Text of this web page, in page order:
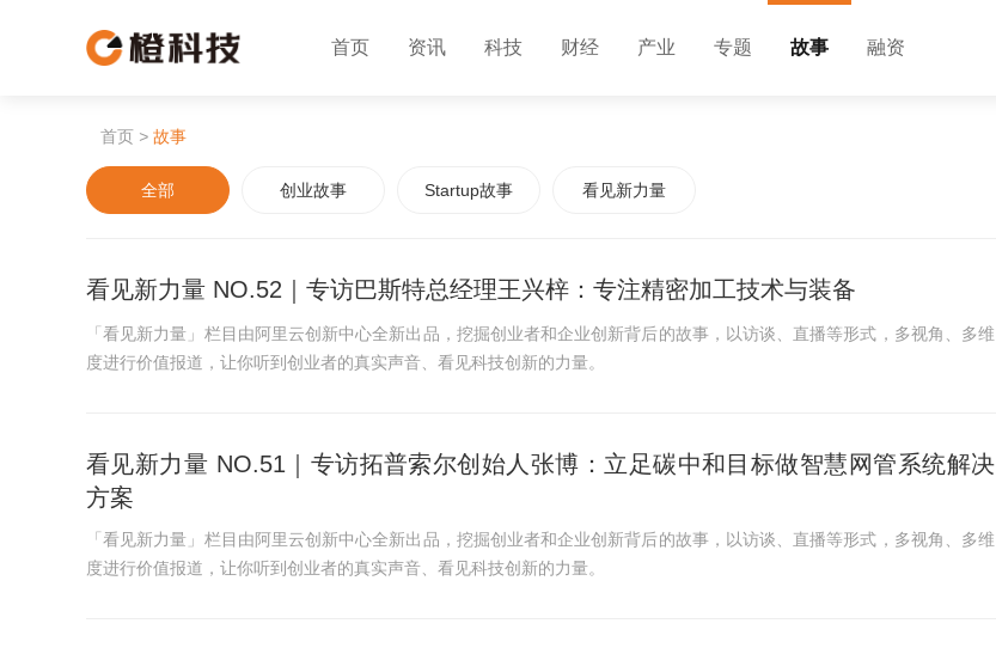
首页 资讯 科技 财经 产业 专题 故事 融资
首页 > 故事
全部 创业故事 Startup故事 看见新力量
看见新力量 NO.52｜专访巴斯特总经理王兴梓：专注精密加工技术与装备
「看见新力量」栏目由阿里云创新中心全新出品，挖掘创业者和企业创新背后的故事，以访谈、直播等形式，多视角、多维
度进行价值报道，让你听到创业者的真实声音、看见科技创新的力量。
看见新力量 NO.51｜专访拓普索尔创始人张博：立足碳中和目标做智慧网管系统解决
方案
「看见新力量」栏目由阿里云创新中心全新出品，挖掘创业者和企业创新背后的故事，以访谈、直播等形式，多视角、多维
度进行价值报道，让你听到创业者的真实声音、看见科技创新的力量。